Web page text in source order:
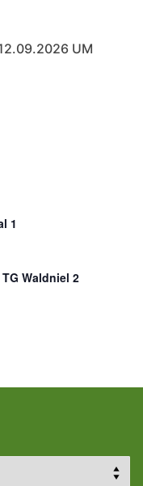
UM
1
Waldniel 2